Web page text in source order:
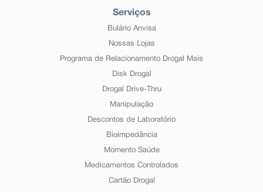
Serviços
Bulário Anvisa
Nossas Lojas
Programa de Relacionamento Drogal Mais
Disk Drogal
Drogal Drive-Thru
Manipulação
Descontos de Laboratório
Bioimpedância
Momento Saúde
Medicamentos Controlados
Cartão Drogal